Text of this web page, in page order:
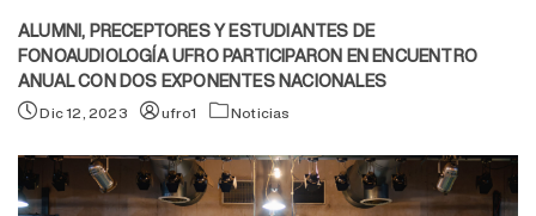
ALUMNI, PRECEPTORES Y ESTUDIANTES DE
FONOAUDIOLOGÍA UFRO PARTICIPARON EN ENCUENTRO
ANUAL CON DOS EXPONENTES NACIONALES
Dic 12, 2023 ufro1 Noticias